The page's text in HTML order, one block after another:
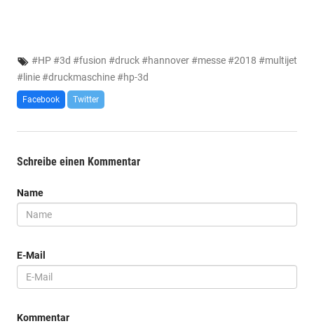
#HP#3d #fusion #druck#hannover#messe#2018 #multijet
# linie#druckmaschine#hp-3d
Facebook Twitter
Schreibe einen Kommentar
Name
E-Mail
Kommentar